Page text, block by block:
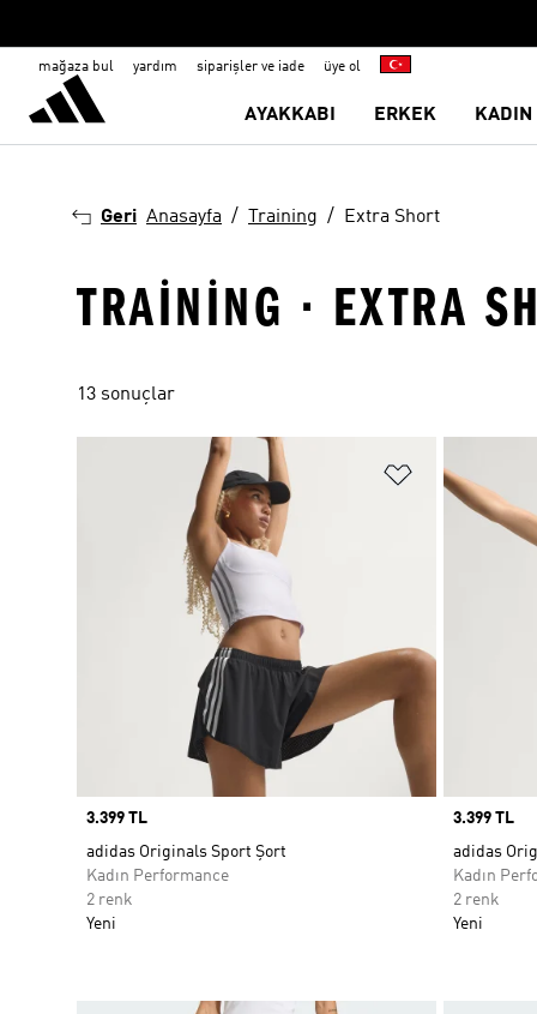
mağaza bul yardım siparişler ve iade üye ol
AYAKKABI ERKEK KADIN
Geri Anasayfa Training Extra Short
TRAINING · EXTRA
13 sonuçlar
Favori
Price
3.399 TL
adidas Originals Sport Şort
Kadın Performance
2 renk
Yeni
Price
3.399 TL
adidas
Kadın
2 renk
Yeni